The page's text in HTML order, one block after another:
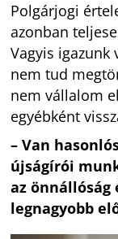
Polgárjogi
azonban
Vagyis igazunk
nem tud
nem vállalom
egyébként
– Van
újságírói
az önnállóság
legnagyobb